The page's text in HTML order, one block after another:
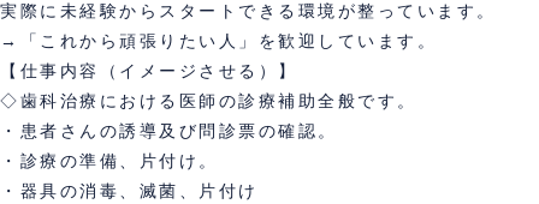
実際に未経験からスタートできる環境が整っています。
→「これから頑張りたい人」を歓迎しています。
【仕事内容（イメージさせる）】
◇歯科治療における医師の診療補助全般です。
・患者さんの誘導及び問診票の確認。
・診療の準備、片付け。
・器具の消毒、滅菌、片付け